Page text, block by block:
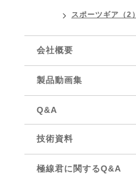
スポーツギア（2）
会社概要
製品動画集
Q&A
技術資料
極線君に関するQ&A